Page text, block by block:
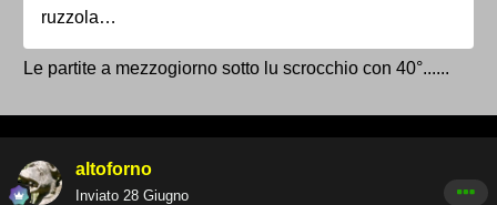
ruzzola…
Le partite a mezzogiorno sotto lu scrocchio con 40°......
altoforno
Inviato 28 Giugno